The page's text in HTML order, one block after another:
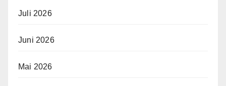
Juli 2026
Juni 2026
Mai 2026